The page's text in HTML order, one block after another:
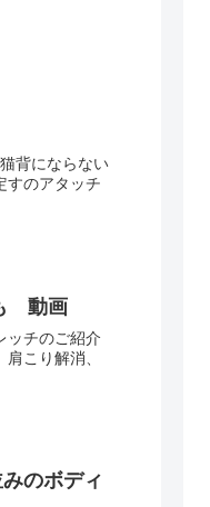
動画
ッチのご紹介
のボディ